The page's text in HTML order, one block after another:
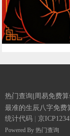
热门查询|周易免费
最准的生辰八字免费
统计代码 京
Powered By 热门查询